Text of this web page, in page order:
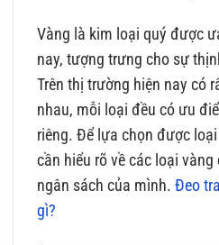
Vàng là kim loại quý được
nay, tượng trưng cho sự
Trên thị trường hiện nay có
nhau, mỗi loại đều có ưu
riêng. Để lựa chọn được
cần hiểu rõ về các loại
ngân sách của mình.Đeo
gì?